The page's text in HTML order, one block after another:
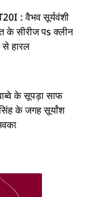
: वैभव सूर्यवंशी
के सीरीज पs क्लीन
से हारल
के सूपड़ा साफ
के जगह सूर्यांश